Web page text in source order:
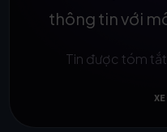
thông tin với
Tin được tóm